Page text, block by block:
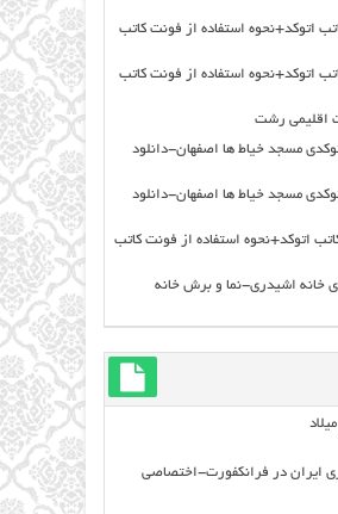
اتوکد+نحوه استفاده از فونت کاتب
اتوکد+نحوه استفاده از فونت کاتب
اقليمي رشت
مسجد خیاط ها اصفهان-دانلود
مسجد خیاط ها اصفهان-دانلود
اتوکد+نحوه استفاده از فونت کاتب
خانه اشیدری-نما و برش خانه
ایران در فرانکفورت-اختصاصی